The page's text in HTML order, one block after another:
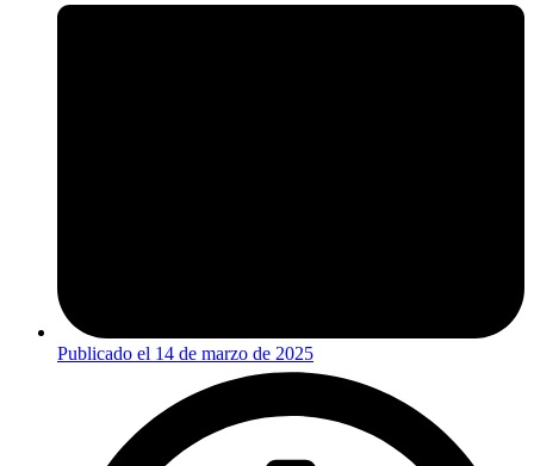
Publicado el 14 de marzo de 2025